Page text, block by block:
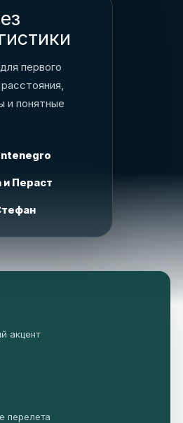
первого
и понятные
и Пераст
акцент
перелета